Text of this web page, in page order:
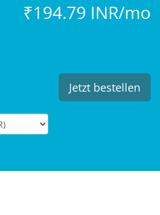
₹194.79 INR/mo
Jetzt bestellen